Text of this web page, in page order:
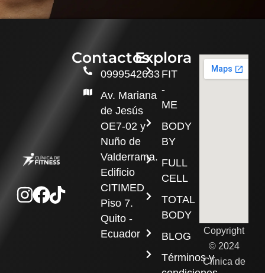
Instagram
Facebook
Tiktok
Contactos
0999542633
Av. Mariana
de Jesús
OE7-02 y
Nuño de
Valderrama.
Edificio
CITIMED
Piso 7.
Quito -
Ecuador
Explora
FIT
-
ME
BODY
BY
FULL
CELL
TOTAL
BODY
BLOG
Términos y
Copyright
© 2024
Clínica de